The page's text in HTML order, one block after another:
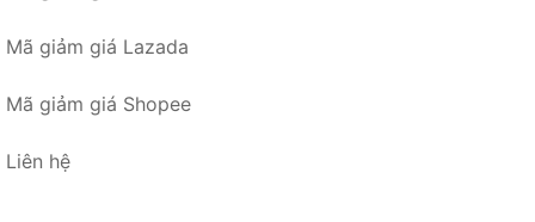
Mã giảm giá Lazada
Mã giảm giá Shopee
Liên hệ